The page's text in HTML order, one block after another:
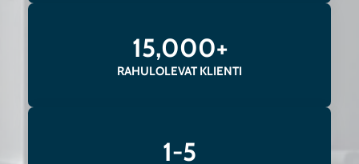
15,000+
RAHULOLEVAT KLIENTI
1-5